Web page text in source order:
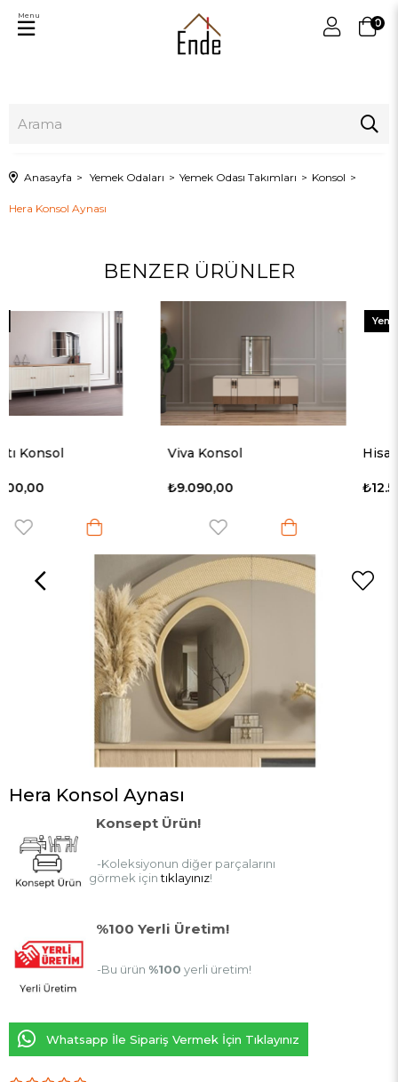
0
Menu
Anasayfa Yemek Odaları Yemek Odası Takımları Konsol
Hera Konsol Aynası
BENZER ÜRÜNLER
Viva Konsol Hisar Konsol
Ürün
Hera Konsol Aynası
Konsept Ürün!
-Koleksiyonun diğer parçalarını
görmek içintıklayınız!
%100 Yerli Üretim!
-Bu ürün %100 yerli üretim!
Whatsapp İle Sipariş Vermek İçin Tıklayınız